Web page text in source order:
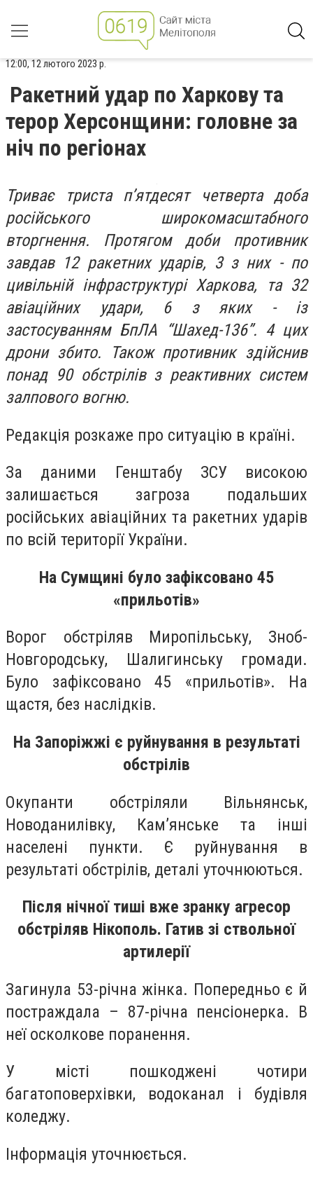
12:00, 12 лютого 2023 р.
Ракетний удар по Харкову та
терор Херсонщини: головне за
ніч по регіонах
Триває триста п’ятдесят четверта доба
російського широкомасштабного
вторгнення. Протягом доби противник
завдав 12 ракетних ударів, 3 з них - по
цивільній інфраструктурі Харкова, та 32
авіаційних удари, 6 з яких - із
застосуванням БпЛА “Шахед-136”. 4 цих
дрони збито. Також противник здійснив
понад 90 обстрілів з реактивних систем
залпового вогню.
Редакція розкаже про ситуацію в країні.
За даними Генштабу ЗСУ високою
залишається загроза подальших
російських авіаційних та ракетних ударів
по всій території України.
На Сумщині було зафіксовано 45
«прильотів»
Ворог обстріляв Миропільську, Зноб-
Новгородську, Шалигинську громади.
Було зафіксовано 45 «прильотів». На
щастя, без наслідків.
На Запоріжжі є руйнування в результаті
обстрілів
Окупанти обстріляли Вільнянськ,
Новоданилівку, Кам’янське та інші
населені пункти. Є руйнування в
результаті обстрілів, деталі уточнюються.
Після нічної тиші вже зранку агресор
обстріляв Нікополь. Гатив зі ствольної
артилерії
Загинула 53-річна жінка. Попередньо є й
постраждала – 87-річна пенсіонерка. В
неї осколкове поранення.
У місті пошкоджені чотири
багатоповерхівки, водоканал і будівля
коледжу.
Інформація уточнюється.